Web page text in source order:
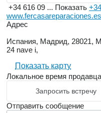
+34 616 09 ... Показать
Адрес
Испания, Мадрид, 28021,
24 nave i,
Показать карту
Локальное время
Запросить встречу
Отправить сообщение